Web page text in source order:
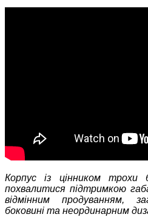
Корпус із цінником трохи
похвалитися підтримкою
відмінним продуванням,
боковині та неординарним